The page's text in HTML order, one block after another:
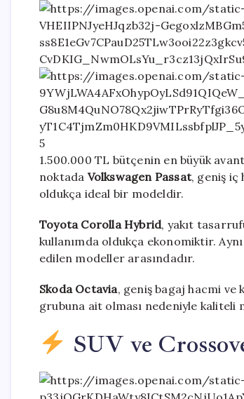
5
1.500.000 TL bütçenin en büyük
noktada Volkswagen Passat, geniş iç
oldukça ideal bir modeldir.
Toyota Corolla Hybrid, yakıt
kullanımda oldukça ekonomiktir.
edilen modeller arasındadır.
Skoda Octavia, geniş bagaj hacmi
grubuna ait olması nedeniyle
SUV ve